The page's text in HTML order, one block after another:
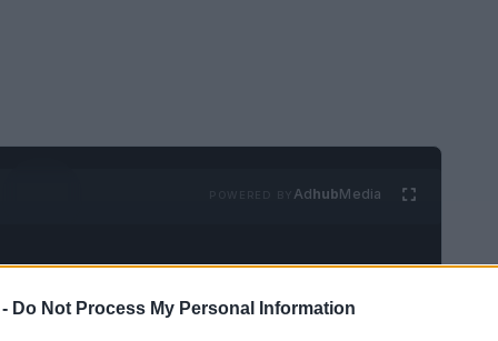
Do Not Process My Personal Information
AdhubMedia